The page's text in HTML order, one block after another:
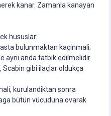
kanar. Zamanla kanayan
hususlar:
bulunmaktan kaçinmali;
ayni anda tatbik edilmelidir.
Scabin gibi ilaçlar oldukça
kurulandiktan sonra
bütün vücuduna ovarak